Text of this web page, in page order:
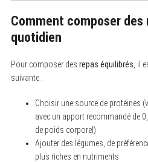
Comment composer des
quotidien
Pour composer des repas équilibrés , il
suivante :
Choisir une source de protéines
avec un apport recommandé de
de poids corporel)
Ajouter des légumes, de
plus riches en nutriments